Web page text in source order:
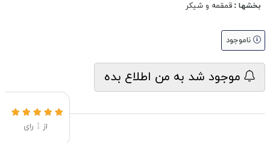
بخشها : قمقمه و شیکر
ناموجود
موجود شد به من اطلاع بده
از 1 رای